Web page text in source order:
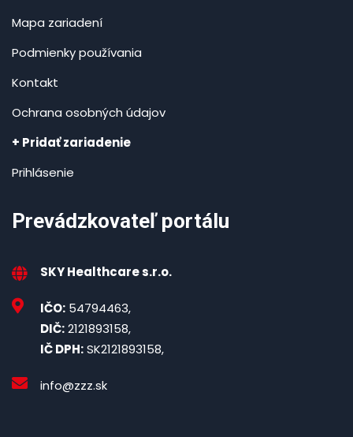
Mapa zariadení
Podmienky používania
Kontakt
Ochrana osobných údajov
+ Pridať zariadenie
Prihlásenie
Prevádzkovateľ portálu
SKY Healthcare s.r.o.
IČO: 54794463,
DIČ:2121893158,
IČ DPH:SK2121893158,
info@zzz.sk